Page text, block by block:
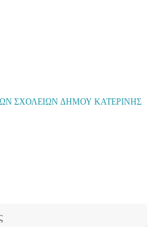
ΣΧΟΛΕΙΩΝ ΔΗΜΟΥ ΚΑΤΕΡΙΝΗΣ